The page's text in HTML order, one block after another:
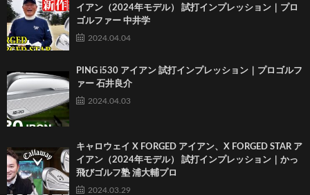
イアン（2024年モデル） 試打インプレッション｜プロ
ゴルファー 中井学
2024.04.04
PING i530 アイアン 試打インプレッション｜プロゴルフ
ァー 石井良介
2024.04.03
キャロウェイ X FORGED アイアン、X FORGED STAR ア
イアン（2024年モデル） 試打インプレッション｜かっ
飛びゴルフ塾 浦大輔プロ
2024.03.29